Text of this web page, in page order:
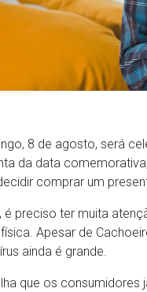
8 de agosto, será
da data
comprar um
é preciso ter muita
Apesar de
ainda é grande.
que os